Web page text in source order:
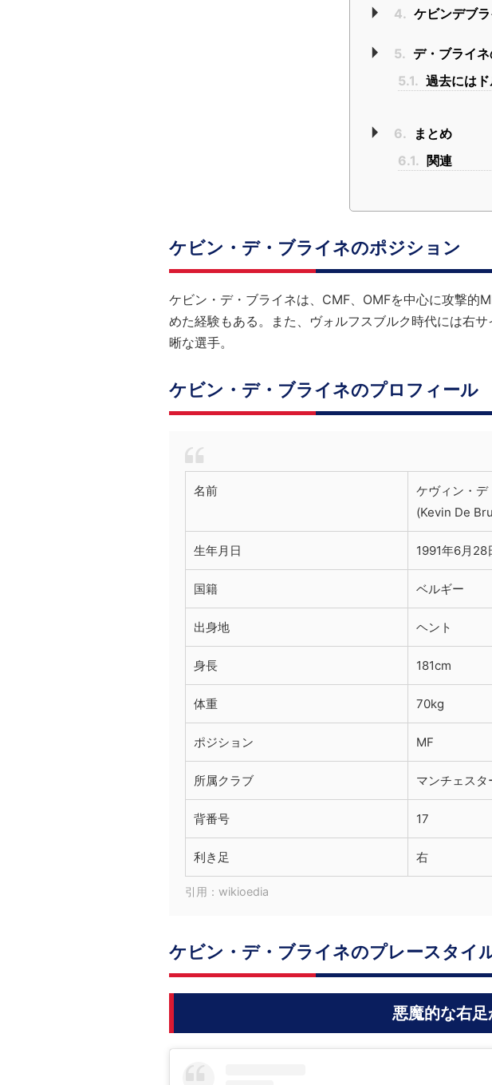
4. ケビンデブ
5. デ・ブライ
5.1. 過去には
6.
まとめ
6.1. 関連
ケビン・デ・ブライネのポジション
ケビン・デ・ブライネは、CMF、OMFを中心に攻撃的
めた経験もある。また、ヴォルフスブルク時代には右
晰な選手。
ケビン・デ・ブライネのプロフィール
名前
ケヴィン・デ
(Kevin De
生年月日 1991年6月28
国籍 ベルギー
出身地 ヘント
身長 181cm
体重 70kg
ポジション MF
所属クラブ マンチェス
背番号 17
利き足 右
引用：wikioedia
ケビン・デ・ブライネのプレースタイ
悪魔的な右